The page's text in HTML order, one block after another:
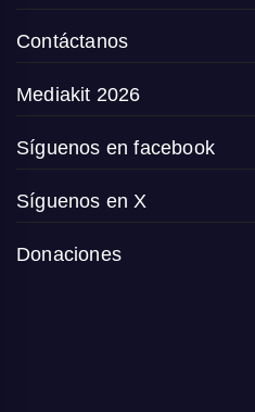
Contáctanos
Mediakit 2026
Síguenos en facebook
Síguenos en X
Donaciones